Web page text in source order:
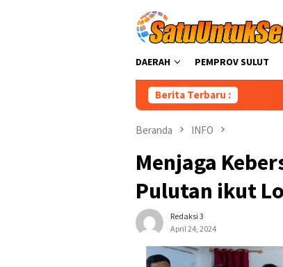
DAERAH PEMPROV SULUT
Berita Terbaru :
Beranda INFO
Menjaga
Pulutan ikut
Redaksi 3
April 24, 2024